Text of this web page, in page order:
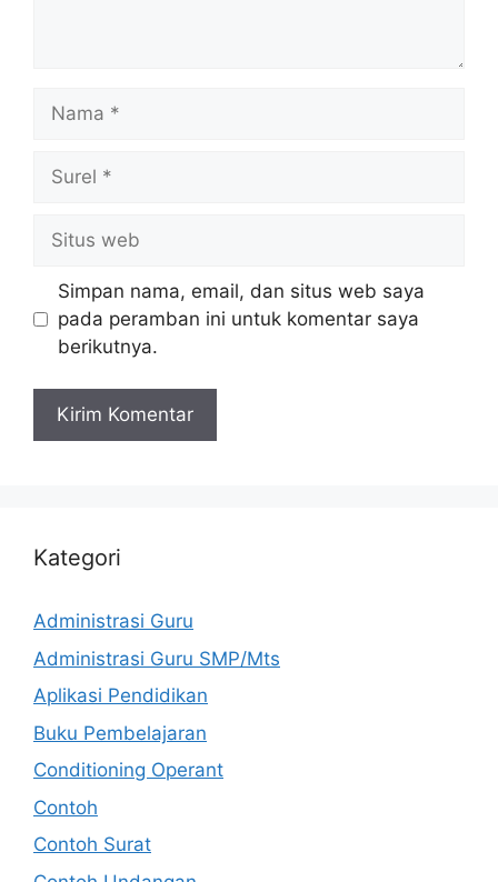
web
Simpan nama, email, dan situs web saya
pada peramban ini untuk komentar saya
berikutnya.
Kategori
Administrasi Guru
Administrasi Guru SMP/Mts
Aplikasi Pendidikan
Buku Pembelajaran
Conditioning Operant
Contoh
Contoh Surat